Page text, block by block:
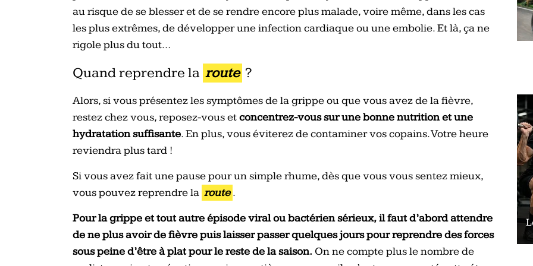
au risque de se blesser et de se rendre encore plus malade, voire même, dans les cas
les plus extrêmes, de développer une infection cardiaque ou une embolie. Et là, ça ne
rigole plus du tout…
Quand reprendre la route ?
Alors, si vous présentez les symptômes de la grippe ou que vous avez de la fièvre,
restez chez vous, reposez-vous etconcentrez-vous sur une bonne nutrition et une
hydratation suffisante. En plus, vous éviterez de contaminer vos copains. Votre heure
reviendra plus tard !
Si vous avez fait une pause pour un simple rhume, dès que vous vous sentez mieux,
vous pouvez reprendre la route .
Pour la grippe et tout autre épisode viral ou bactérien sérieux, il faut d’abord attendre
de ne plus avoir de fièvre puis laisser passer quelques jours pour reprendre des forces
sous peine d’être à plat pour le reste de la saison. On ne compte plus le nombre de
Le vélo peut-il remplacer les squats ?